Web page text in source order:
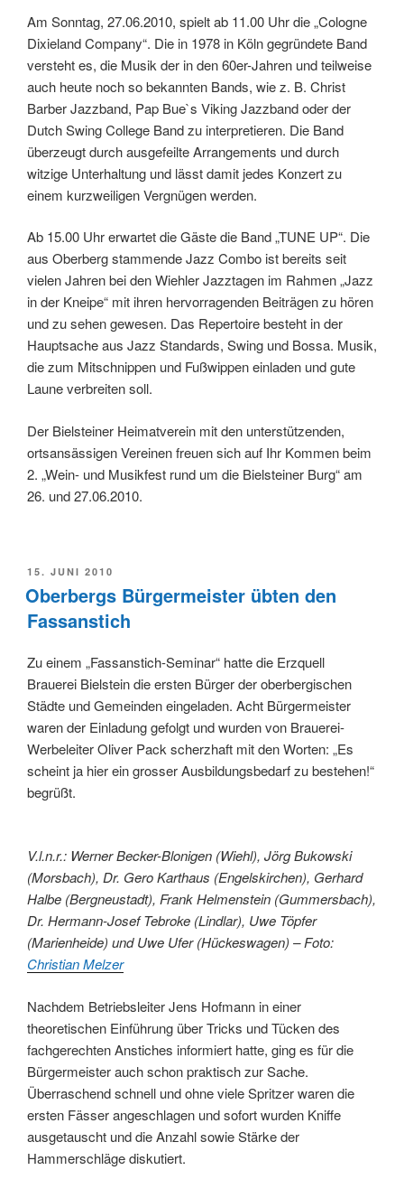
Am Sonntag, 27.06.2010, spielt ab 11.00 Uhr die „Cologne
Dixieland Company“. Die in 1978 in Köln gegründete Band
versteht es, die Musik der in den 60er-Jahren und teilweise
auch heute noch so bekannten Bands, wie z. B. Christ
Barber Jazzband, Pap Bue`s Viking Jazzband oder der
Dutch Swing College Band zu interpretieren. Die Band
überzeugt durch ausgefeilte Arrangements und durch
witzige Unterhaltung und lässt damit jedes Konzert zu
einem kurzweiligen Vergnügen werden.
Ab 15.00 Uhr erwartet die Gäste die Band „TUNE UP“. Die
aus Oberberg stammende Jazz Combo ist bereits seit
vielen Jahren bei den Wiehler Jazztagen im Rahmen „Jazz
in der Kneipe“ mit ihren hervorragenden Beiträgen zu hören
und zu sehen gewesen. Das Repertoire besteht in der
Hauptsache aus Jazz Standards, Swing und Bossa. Musik,
die zum Mitschnippen und Fußwippen einladen und gute
Laune verbreiten soll.
Der Bielsteiner Heimatverein mit den unterstützenden,
ortsansässigen Vereinen freuen sich auf Ihr Kommen beim
2. „Wein- und Musikfest rund um die Bielsteiner Burg“ am
26. und 27.06.2010.
VERÖFFENTLICHT
AM
15. JUNI 2010
Oberbergs Bürgermeister übten den
Fassanstich
Zu einem „Fassanstich-Seminar“ hatte die Erzquell
Brauerei Bielstein die ersten Bürger der oberbergischen
Städte und Gemeinden eingeladen. Acht Bürgermeister
waren der Einladung gefolgt und wurden von Brauerei-
Werbeleiter Oliver Pack scherzhaft mit den Worten: „Es
scheint ja hier ein grosser Ausbildungsbedarf zu bestehen!“
begrüßt.
V.l.n.r.: Werner Becker-Blonigen (Wiehl), Jörg Bukowski
(Morsbach), Dr. Gero Karthaus (Engelskirchen), Gerhard
Halbe (Bergneustadt), Frank Helmenstein (Gummersbach),
Dr. Hermann-Josef Tebroke (Lindlar), Uwe Töpfer
(Marienheide) und Uwe Ufer (Hückeswagen) – Foto:
Christian Melzer
Nachdem Betriebsleiter Jens Hofmann in einer
theoretischen Einführung über Tricks und Tücken des
fachgerechten Anstiches informiert hatte, ging es für die
Bürgermeister auch schon praktisch zur Sache.
Überraschend schnell und ohne viele Spritzer waren die
ersten Fässer angeschlagen und sofort wurden Kniffe
ausgetauscht und die Anzahl sowie Stärke der
Hammerschläge diskutiert.